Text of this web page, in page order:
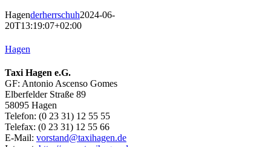
Hagenderherrschuh2024-06-
20T13:19:07+02:00
Hagen
Taxi Hagen e.G.
GF: Antonio Ascenso Gomes
Elberfelder Straße 89
58095 Hagen
Telefon: (0 23 31) 12 55 55
Telefax: (0 23 31) 12 55 66
E-Mail: vorstand@taxihagen.de